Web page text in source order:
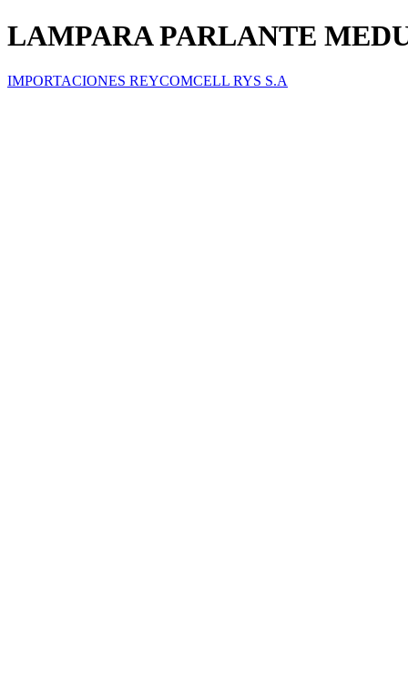
LAMPARA PARLANTE
IMPORTACIONES REYCOMCELL RYS S.A